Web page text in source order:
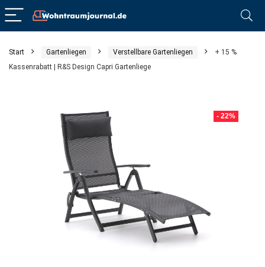
Start Gartenliegen Verstellbare Gartenliegen
+ 15 %
Kassenrabatt | R&S Design Capri Gartenliege
- 22%